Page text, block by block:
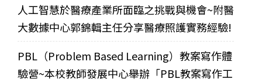
人工智慧於醫療產業所面臨之挑戰與機會~附醫
大數據中心郭錦輯主任分享醫療照護實務經驗!
PBL（Problem Based Learning）教案寫作體
驗營~本校教師發展中心舉辦「PBL教案寫作工